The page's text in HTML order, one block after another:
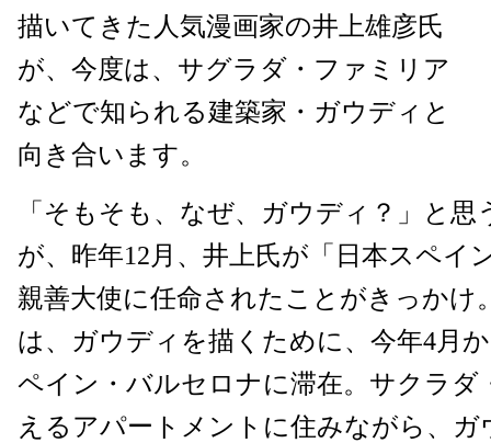
描いてきた人気漫画家の井上雄彦氏
が、今度は、サグラダ・ファミリア
などで知られる建築家・ガウディと
向き合います。
「そもそも、なぜ、ガウディ？」と
が、昨年12月、井上氏が「日本スペイ
親善大使に任命されたことがきっかけ
は、ガウディを描くために、今年4月
ペイン・バルセロナに滞在。サクラダ
えるアパートメントに住みながら、ガ